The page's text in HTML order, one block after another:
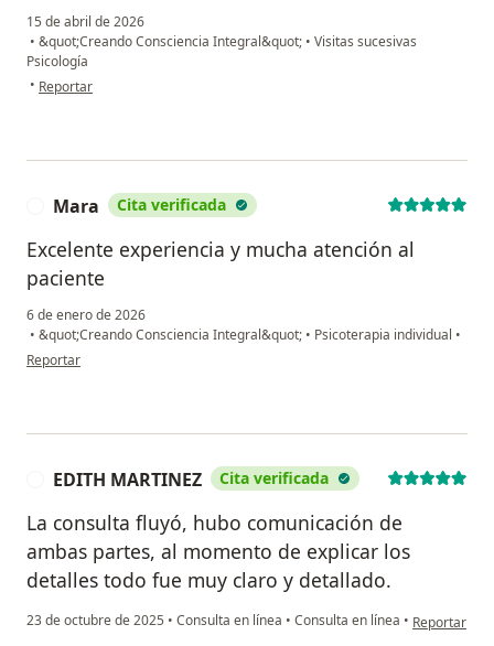
15 de abril de 2026
• &quot;Creando Consciencia Integral&quot; • Visitas sucesivas
Psicología
• en opinión del usuario Gabriel
Reportar
Mara Cita verificada
Excelente experiencia y mucha atención al
paciente
6 de enero de 2026
• &quot;Creando Consciencia Integral&quot; • Psicoterapia individual •
en opinión del usuario Mara
Reportar
EDITH MARTINEZ Cita verificada
La consulta fluyó, hubo comunicación de
ambas partes, al momento de explicar los
detalles todo fue muy claro y detallado.
23 de octubre de 2025 • Consulta en línea • Consulta en línea • en opinión
Reportar